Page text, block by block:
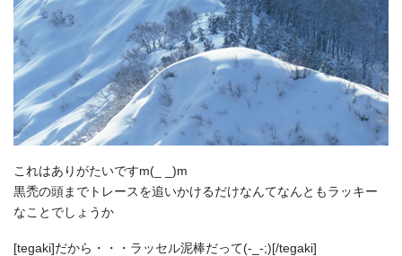
これはありがたいですm(_ _)m
黒禿の頭までトレースを追いかけるだけなんてなんともラッキー
なことでしょうか
[tegaki]だから・・・ラッセル泥棒だって(-_-;)[/tegaki]